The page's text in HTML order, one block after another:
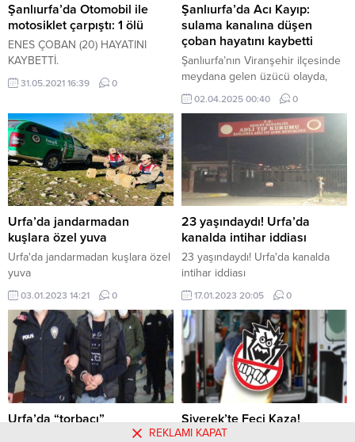
Şanlıurfa’da Otomobil ile
motosiklet çarpıştı: 1 ölü
ENES ÇOBAN (20) HAYATINI
KAYBETTİ.
31.05.2021 16:39 0
Şanlıurfa’da Acı Kayıp:
sulama kanalına düşen
çoban hayatını kaybetti
Şanlıurfa’nın Viranşehir ilçesinde
meydana gelen üzücü olayda,
sulama kanalına düşen bir çoban
hayatını kaybetti. Edinilen bilgiye
göre, olay Viranşehir’e bağlı kırsal
Sergen Mahallesi’nde meydana
yaşındaki Abdulkadir Gizli,
bölgede etkili olan yağış
nedeniyle kayganlaşan zeminde
dengesini kaybederek sulama
kanalına düştü. Olayı gören
çevredeki vatandaşlar hemen
durumu yetkililere...
02.04.2025 00:40 0
Urfa’da jandarmadan
kuşlara özel yuva
Urfa'da jandarmadan kuşlara özel
yuva
03.01.2023 14:21 0
23 yaşındaydı! Urfa’da
kanalda intihar iddiası
23 yaşındaydı! Urfa'da kanalda
intihar iddiası
17.01.2023 20:05 0
Urfa’da “torbacı”
Siverek’te Feci Kaza!
Çocukların Da Olduğu 9
REKLAMI KAPAT